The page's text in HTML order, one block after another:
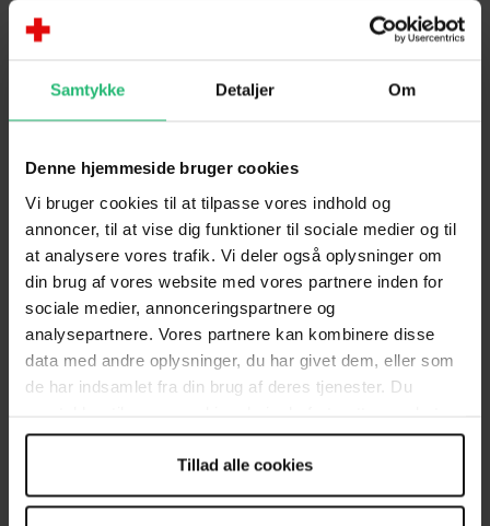
Samtykke Detaljer Om
Denne hjemmeside bruger cookies
Vi bruger cookies til at tilpasse vores indhold og
annoncer, til at vise dig funktioner til sociale medier og til
at analysere vores trafik. Vi deler også oplysninger om
din brug af vores website med vores partnere inden for
sociale medier, annonceringspartnere og
analysepartnere. Vores partnere kan kombinere disse
data med andre oplysninger, du har givet dem, eller som
de har indsamlet fra din brug af deres tjenester. Du
anvende vores hjemmeside.
Tillad alle cookies
E-mail
Mobil*
MobilePay
Betalingskort
Dit valg
🎟 Lodder:50
🎁Abonnement:Nej
Pris: 300 DKK
Jeg accepterer vilkår og betingelser *
Gå til betaling